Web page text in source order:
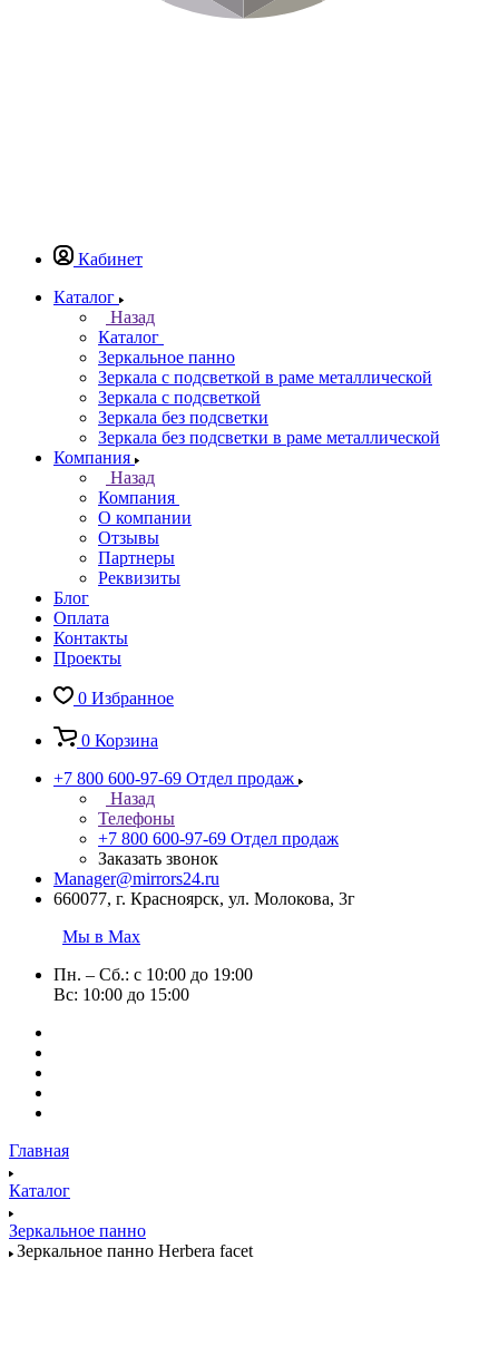
Кабинет
Каталог
Назад
Каталог
Зеркальное панно
Зеркала с подсветкой в раме металлической
Зеркала с подсветкой
Зеркала без подсветки
Зеркала без подсветки в раме металлической
Компания
Назад
Компания
О компании
Отзывы
Партнеры
Реквизиты
Блог
Оплата
Контакты
Проекты
0 Избранное
0 Корзина
+7 800 600-97-69 Отдел продаж
Назад
Телефоны
+7 800 600-97-69 Отдел продаж
Заказать звонок
Manager@mirrors24.ru
660077, г. Красноярск, ул. Молокова, 3г
Мы в Max
Пн. – Сб.: с 10:00 до 19:00
Вс: 10:00 до 15:00
Главная
Каталог
Зеркальное панно
Зеркальное панно Herbera facet